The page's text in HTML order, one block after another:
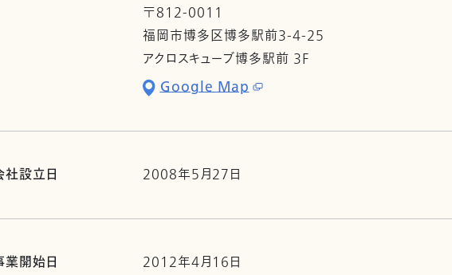
〒812-0011
福岡市博多区博多駅前3-4-25
アクロスキューブ博多駅前 3F
Google Map
社設立日 2008年5月27日
業開始日 2012年4月16日